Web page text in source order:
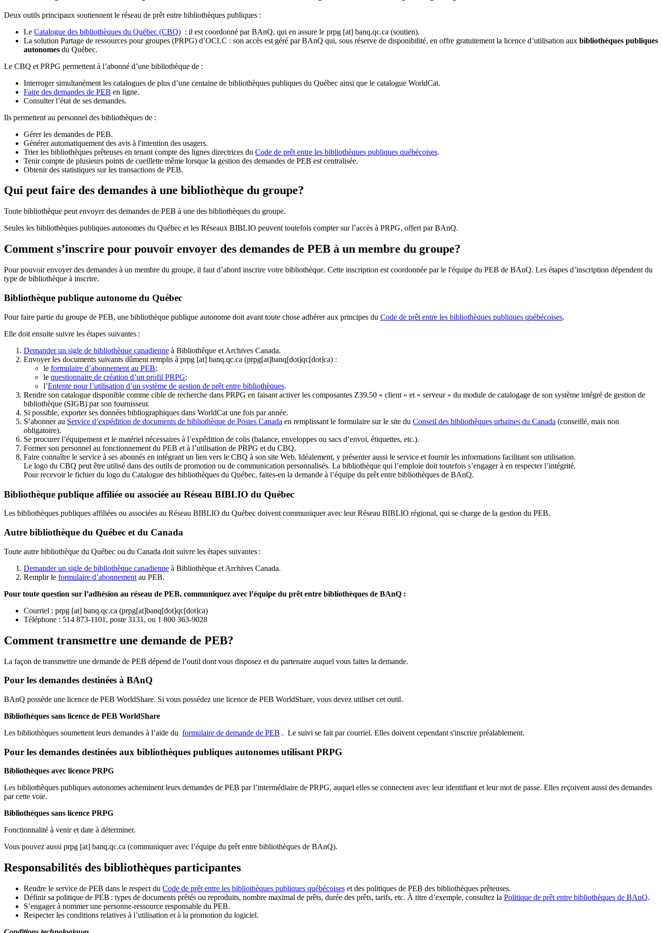
Deux outils principaux soutiennent le réseau de prêt entre bibliothèques publiques :
Le Catalogue des bibliothèques du Québec (CBQ) : il est coordonné par BAnQ, qui en assure le prpg [at] banq.qc.ca (soutien).
La solution Partage de ressources pour groupes (PRPG) d’OCLC : son accès est géré par BAnQ qui, sous réserve de disponibilité, en offre gratuitement la licence d’utilisation aux bibliothèques publiques
autonomes du Québec.
Le CBQ et PRPG permettent à l’abonné d’une bibliothèque de :
Interroger simultanément les catalogues de plus d’une centaine de bibliothèques publiques du Québec ainsi que le catalogue WorldCat.
Faire des demandes de PEB en ligne.
Consulter l’état de ses demandes.
Ils permettent au personnel des bibliothèques de :
Gérer les demandes de PEB.
Générer automatiquement des avis à l'intention des usagers.
Trier les bibliothèques prêteuses en tenant compte des lignes directrices du Code de prêt entre les bibliothèques publiques québécoises.
Tenir compte de plusieurs points de cueillette même lorsque la gestion des demandes de PEB est centralisée.
Obtenir des statistiques sur les transactions de PEB.
Qui peut faire des demandes à une bibliothèque du groupe?
Toute bibliothèque peut envoyer des demandes de PEB à une des bibliothèques du groupe.
Seules les bibliothèques publiques autonomes du Québec et les Réseaux BIBLIO peuvent toutefois compter sur l’accès à PRPG, offert par BAnQ.
Comment s’inscrire pour pouvoir envoyer des demandes de PEB à un membre du groupe?
Pour pouvoir envoyer des demandes à un membre du groupe, il faut d’abord inscrire votre bibliothèque. Cette inscription est coordonnée par le l'équipe du PEB de BAnQ. Les étapes d’inscription dépendent du
type de bibliothèque à inscrire.
Bibliothèque publique autonome du Québec
Pour faire partie du groupe de PEB, une bibliothèque publique autonome doit avant toute chose adhérer aux principes du Code de prêt entre les bibliothèques publiques québécoises.
Elle doit ensuite suivre les étapes suivantes :
Demander un sigle de bibliothèque canadienne à Bibliothèque et Archives Canada.
Envoyer les documents suivants dûment remplis à prpg [at] banq.qc.ca (prpg[at]banq[dot]qc[dot]ca) :
le formulaire d’abonnement au PEB;
le questionnaire de création d’un profil PRPG;
l’Entente pour l’utilisation d’un système de gestion de prêt entre bibliothèques.
Rendre son catalogue disponible comme cible de recherche dans PRPG en faisant activer les composantes Z39.50 « client » et « serveur » du module de catalogage de son système intégré de gestion de
bibliothèque (SIGB) par son fournisseur.
Si possible, exporter ses données bibliographiques dans WorldCat une fois par année.
S’abonner au Service d’expédition de documents de bibliothèque de Postes Canada en remplissant le formulaire sur le site du Conseil des bibliothèques urbaines du Canada (conseillé, mais non
obligatoire).
Se procurer l’équipement et le matériel nécessaires à l’expédition de colis (balance, enveloppes ou sacs d’envoi, étiquettes, etc.).
Former son personnel au fonctionnement du PEB et à l’utilisation de PRPG et du CBQ.
Faire connaître le service à ses abonnés en intégrant un lien vers le CBQ à son site Web. Idéalement, y présenter aussi le service et fournir les informations facilitant son utilisation.
Le logo du CBQ peut être utilisé dans des outils de promotion ou de communication personnalisés. La bibliothèque qui l’emploie doit toutefois s’engager à en respecter l’intégrité.
Pour recevoir le fichier du logo du Catalogue des bibliothèques du Québec, faites-en la demande à l’équipe du prêt entre bibliothèques de BAnQ.
Bibliothèque publique affiliée ou associée au Réseau BIBLIO du Québec
Les bibliothèques publiques affiliées ou associées au Réseau BIBLIO du Québec doivent communiquer avec leur Réseau BIBLIO régional, qui se charge de la gestion du PEB.
Autre bibliothèque du Québec et du Canada
Toute autre bibliothèque du Québec ou du Canada doit suivre les étapes suivantes :
Demander un sigle de bibliothèque canadienne à Bibliothèque et Archives Canada.
Remplir le formulaire d’abonnement au PEB.
Pour toute question sur l’adhésion au réseau de PEB, communiquez avec l’équipe du prêt entre bibliothèques de BAnQ :
Courriel : prpg [at] banq.qc.ca (prpg[at]banq[dot]qc[dot]ca)
Téléphone : 514 873-1101, poste 3131, ou 1 800 363-9028
Comment transmettre une demande de PEB?
La façon de transmettre une demande de PEB dépend de l’outil dont vous disposez et du partenaire auquel vous faites la demande.
Pour les demandes destinées à BAnQ
BAnQ possède une licence de PEB WorldShare. Si vous possédez une licence de PEB WorldShare, vous devez utiliser cet outil.
Bibliothèques sans licence de PEB WorldShare
Les bibliothèques soumettent leurs demandes à l’aide du formulaire de demande de PEB . Le suivi se fait par courriel. Elles doivent cependant s'inscrire préalablement.
Pour les demandes destinées aux bibliothèques publiques autonomes utilisant PRPG
Bibliothèques avec licence PRPG
Les bibliothèques publiques autonomes acheminent leurs demandes de PEB par l’intermédiaire de PRPG, auquel elles se connectent avec leur identifiant et leur mot de passe. Elles reçoivent aussi des demandes
par cette voie.
Bibliothèques sans licence PRPG
Fonctionnalité à venir et date à déterminer.
Vous pouvez aussi prpg [at] banq.qc.ca (communiquer avec l’équipe du prêt entre bibliothèques de BAnQ).
Responsabilités des bibliothèques participantes
Rendre le service de PEB dans le respect du Code de prêt entre les bibliothèques publiques québécoises et des politiques de PEB des bibliothèques prêteuses.
Définir sa politique de PEB : types de documents prêtés ou reproduits, nombre maximal de prêts, durée des prêts, tarifs, etc. À titre d’exemple, consultez la Politique de prêt entre bibliothèques de BAnQ.
S’engager à nommer une personne-ressource responsable du PEB.
Respecter les conditions relatives à l’utilisation et à la promotion du logiciel.